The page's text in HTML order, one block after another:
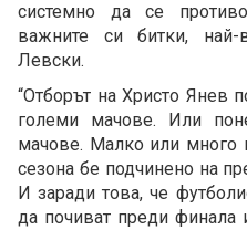
системно да се
важните си битки,
Левски.
“Отборът на Христо Янев
големи мачове. Или
мачове. Малко или много
сезона бе подчинено на
И заради това, че
да почиват преди финала